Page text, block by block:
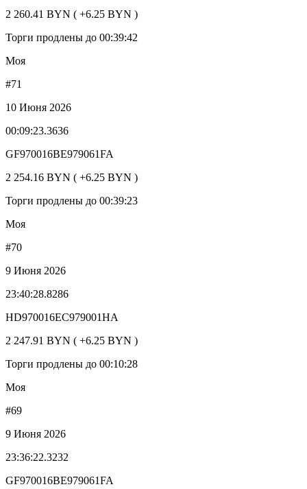
2 260.41 BYN ( +6.25 BYN )
Торги продлены до 00:39:42
Моя
#71
10 Июня 2026
00:09:23.3636
GF970016BE979061FA
2 254.16 BYN ( +6.25 BYN )
Торги продлены до 00:39:23
Моя
#70
9 Июня 2026
23:40:28.8286
HD970016EC979001HA
2 247.91 BYN ( +6.25 BYN )
Торги продлены до 00:10:28
Моя
#69
9 Июня 2026
23:36:22.3232
GF970016BE979061FA